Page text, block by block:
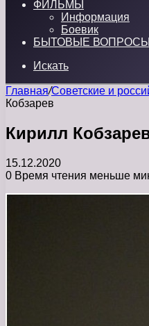
ФИЛЬМЫ
Информация
Боевик
БЫТОВЫЕ ВОПРОСЫ
Искать
Главная/Советские и
Кобзарев
Кирилл
15.12.2020
0 Время чтения меньше